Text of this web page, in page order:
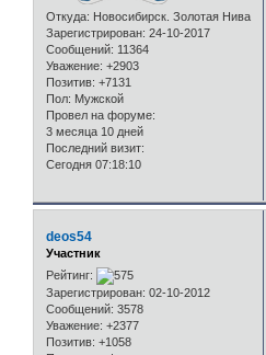
Откуда: Новосибирск. Золотая Нива
Зарегистрирован: 24-10-2017
Сообщений: 11364
Уважение: +2903
Позитив: +7131
Пол: Мужской
Провел на форуме:
3 месяца 10 дней
Последний визит:
Сегодня 07:18:10
deos54
Участник
Рейтинг:
Зарегистрирован: 02-10-2012
Сообщений: 3578
Уважение: +2377
Позитив: +1058